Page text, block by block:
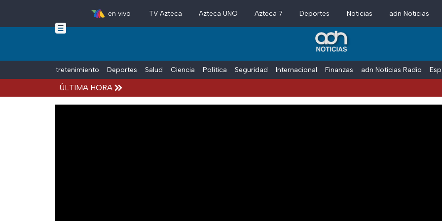
Skip to main content
en vivo TV Azteca Azteca UNO Azteca 7 Deportes Noticias adn Noticias
Entretenimiento Deportes Salud Ciencia Política Seguridad Internacional Finanzas adn Noticias Radio
ÚLTIMA HORA